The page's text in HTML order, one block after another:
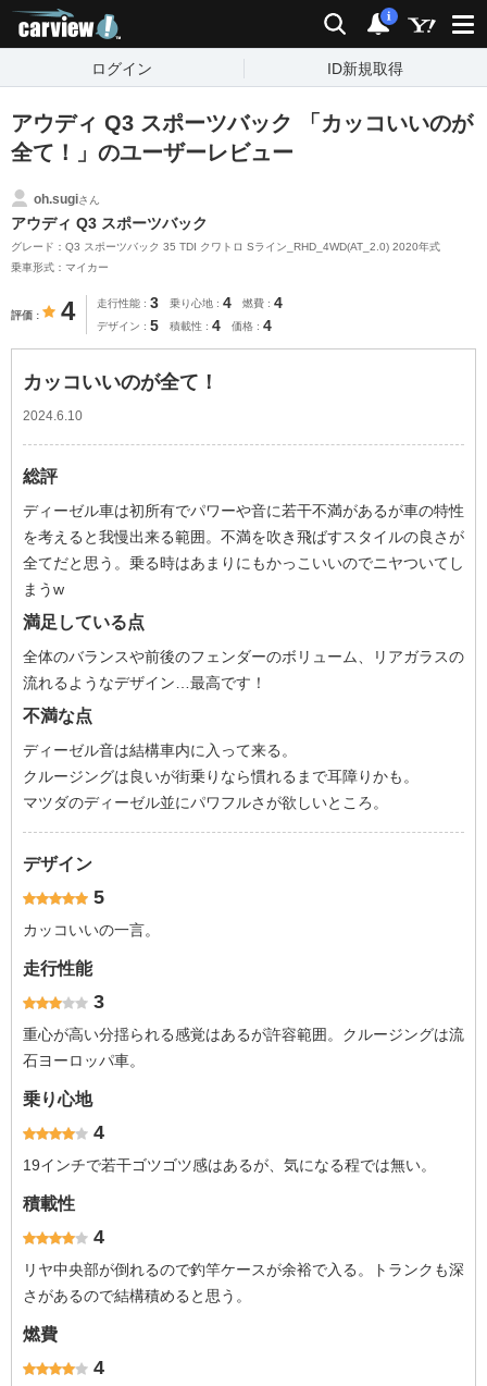
検索 通知
i
ログイン ID新規取得
アウディ Q3 スポーツバック 「カッコいいのが
全て！」のユーザーレビュー
oh.sugiさん
アウディ Q3 スポーツバック
グレード：Q3 スポーツバック 35 TDI クワトロ Sライン_RHD_4WD(AT_2.0) 2020年式
乗車形式：マイカー
評価 4 走行性能 3 乗り心地 4 燃費 4
デザイン 5 積載性 4 価格 4
カッコいいのが全て！
2024.6.10
総評
ディーゼル車は初所有でパワーや音に若干不満があるが車の特性
を考えると我慢出来る範囲。不満を吹き飛ばすスタイルの良さが
全てだと思う。乗る時はあまりにもかっこいいのでニヤついてし
まうw
満足している点
全体のバランスや前後のフェンダーのボリューム、リアガラスの
流れるようなデザイン…最高です！
不満な点
ディーゼル音は結構車内に入って来る。
クルージングは良いが街乗りなら慣れるまで耳障りかも。
マツダのディーゼル並にパワフルさが欲しいところ。
デザイン
5
カッコいいの一言。
走行性能
3
重心が高い分揺られる感覚はあるが許容範囲。クルージングは流
石ヨーロッパ車。
乗り心地
4
19インチで若干ゴツゴツ感はあるが、気になる程では無い。
積載性
4
リヤ中央部が倒れるので釣竿ケースが余裕で入る。トランクも深
さがあるので結構積めると思う。
燃費
4